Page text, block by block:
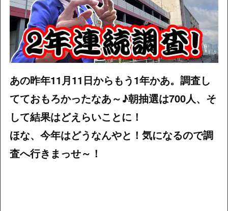
あの昨年11月11日からもう1年かあ。調査し
てておもろかったなあ～♪朝抽選は700人、そ
して結果はどえらいことに！
ほな、今年はどうなんやと！気になるので調
査へ行きまっせ～！